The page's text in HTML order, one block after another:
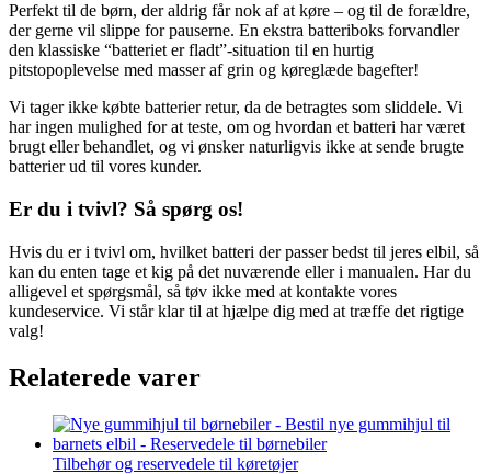
Perfekt til de børn, der aldrig får nok af at køre – og til de forældre,
der gerne vil slippe for pauserne. En ekstra batteriboks forvandler
den klassiske “batteriet er fladt”-situation til en hurtig
pitstopoplevelse med masser af grin og køreglæde bagefter!
Vi tager ikke købte batterier retur, da de betragtes som sliddele. Vi
har ingen mulighed for at teste, om og hvordan et batteri har været
brugt eller behandlet, og vi ønsker naturligvis ikke at sende brugte
batterier ud til vores kunder.
Er du i tvivl? Så spørg os!
Hvis du er i tvivl om, hvilket batteri der passer bedst til jeres elbil, så
kan du enten tage et kig på det nuværende eller i manualen. Har du
alligevel et spørgsmål, så tøv ikke med at kontakte vores
kundeservice. Vi står klar til at hjælpe dig med at træffe det rigtige
valg!
Relaterede varer
Tilbehør og reservedele til køretøjer